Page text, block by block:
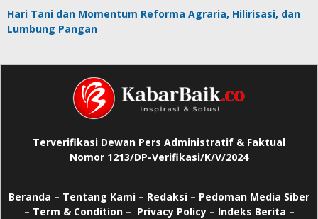
Hari Tani dan Momentum Reforma Agraria, Hilirisasi, dan
Lumbung Pangan
Terverifikasi Dewan Pers Administratif & Faktual
Nomor 1213/DP-Verifikasi/K/V/2024
Beranda – Tentang Kami – Redaksi – Pedoman Media Siber
– Term & Condition – Privacy Policy– Indeks Berita –